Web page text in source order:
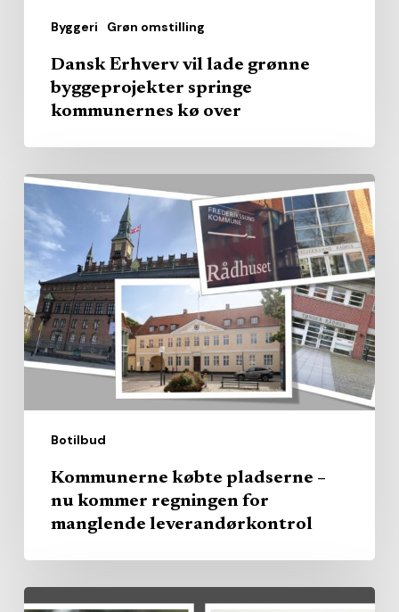
Byggeri Grøn omstilling
Dansk Erhverv vil lade grønne
byggeprojekter springe
kommunernes kø over
Botilbud
Kommunerne
købte
pladserne
–
nu
kommer
regningen
for
Kommunerne købte pladserne –
nu kommer regningen for
manglende leverandørkontrol
Region